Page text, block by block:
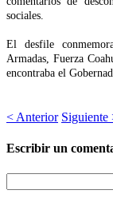
sociales.
El desfile
Armadas, Fuerza
encontraba el
< Anterior Siguiente
Escribir un